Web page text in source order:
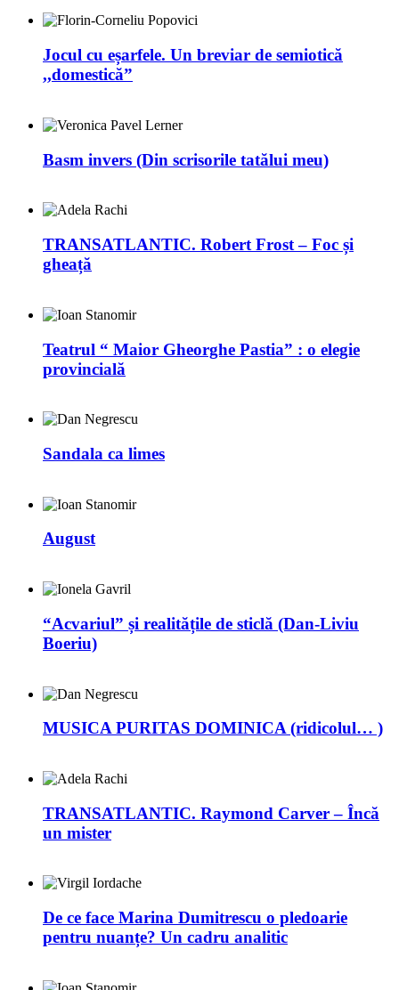
Jocul cu eșarfele. Un breviar de semiotică
,,domestică”
Basm invers (Din scrisorile tatălui meu)
TRANSATLANTIC. Robert Frost – Foc și
gheață
Teatrul “ Maior Gheorghe Pastia” : o elegie
provincială
Sandala ca limes
August
“Acvariul” și realitățile de sticlă (Dan-Liviu
Boeriu)
MUSICA PURITAS DOMINICA (ridicolul… )
TRANSATLANTIC. Raymond Carver – Încă
un mister
De ce face Marina Dumitrescu o pledoarie
pentru nuanțe? Un cadru analitic